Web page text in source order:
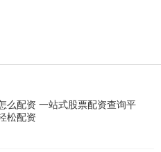
么配资 一站式股票配资查询平
松配资